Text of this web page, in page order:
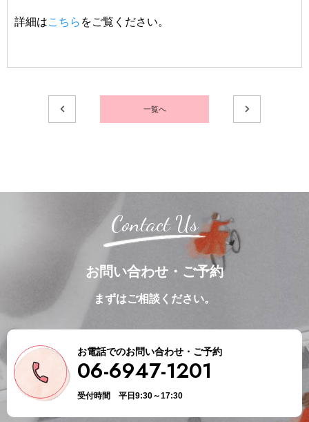
詳細はこちら をご覧ください。
一覧へ
Contact Us
お問い合わせ・ご予約
まずはご相談ください。
お電話でのお問い合わせ・ご予約
06-6947-1201
受付時間 平日9:30～17:30